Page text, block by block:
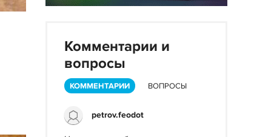
Комментарии и
вопросы
КОММЕНТАРИИ ВОПРОСЫ
petrov.feodot